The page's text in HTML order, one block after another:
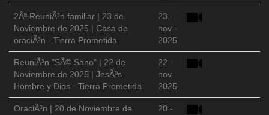
2Âª ReuniÃ³n familiar | 23 de
Noviembre de 2025 | Casa de
oraciÃ³n - Tierra Prometida
23 -
nov -
2025
ReuniÃ³n "SÃ© Sano" | 22 de
Noviembre de 2025 | JesÃºs
Hombre y Dios - Tierra Prometida
22 -
nov -
2025
OraciÃ³n | 20 de Noviembre de
20 -